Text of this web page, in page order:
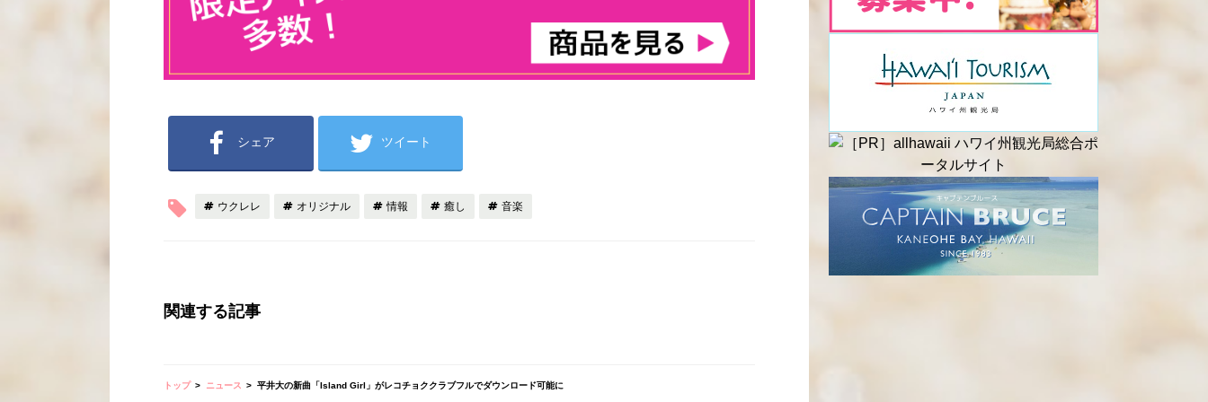
シェア ツイート
ウクレレ オリジナル 情報 癒し 音楽
関連する記事
トップ ニュース 平井大の新曲「Island Girl」がレコチョククラブフルでダウンロード可能に